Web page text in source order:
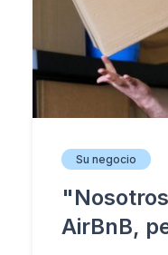
Su negocio
AirBnB,